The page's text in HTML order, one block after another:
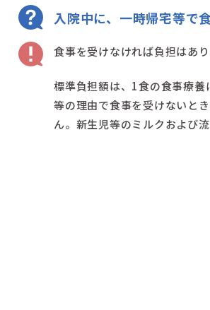
入院中に、一時帰宅等で
食事を受けなければ負担はあり
標準負担額は、1食の食事療
等の理由で食事を受けないと
ん。新生児等のミルクおよび